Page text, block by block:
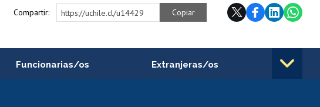
Compartir: https://uchile.cl/u14429 Copiar
Funcionarias/os Extranjeras/os